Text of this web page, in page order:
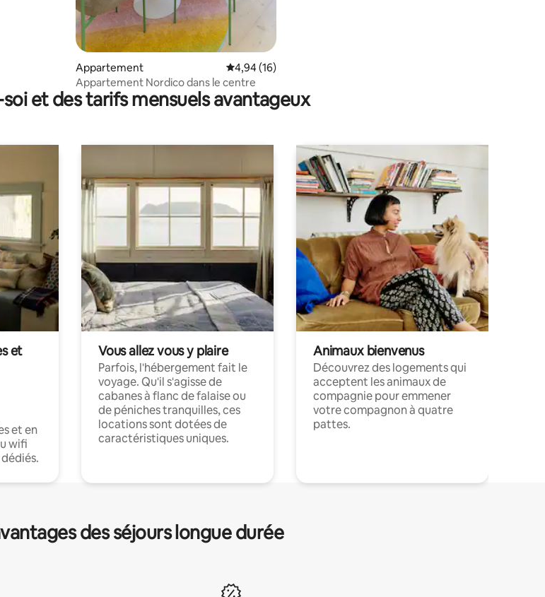
Appartement Évaluation moyenne sur la base de 16 commentaires : 4,94 sur 5
4,94 (16)
Appartement Nordico dans le centre
et des tarifs mensuels avantageux
et
et en
wifi
Vous allez vous y plaire
Parfois, l'hébergement fait le
voyage. Qu'il s'agisse de
cabanes à flanc de falaise ou
de péniches tranquilles, ces
locations sont dotées de
caractéristiques uniques.
Animaux bienvenus
Découvrez des logements qui
acceptent les animaux de
compagnie pour emmener
votre compagnon à quatre
pattes.
des séjours longue durée